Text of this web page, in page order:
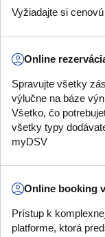
Vyžiadajte si
Online
Spravujte všetky
výlučne na báze
Všetko, čo
všetky typy
myDSV
Online booking
Prístup k
platforme, ktorá